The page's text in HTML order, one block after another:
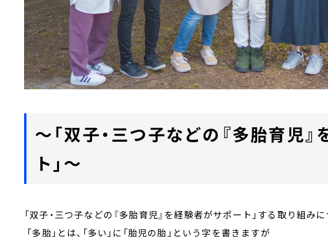
～「双子・三つ子などの『多胎育児
ト」～
「双子・三つ子などの『多胎育児』を経験者がサポート」する取り組み
「多胎」とは、「多い」に「胎児の胎」という字を書きますが